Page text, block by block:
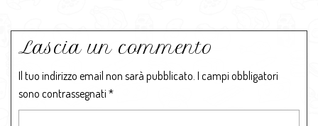
Lascia un commento
Il tuo indirizzo email non sarà pubblicato. I campi obbligatori
sono contrassegnati *